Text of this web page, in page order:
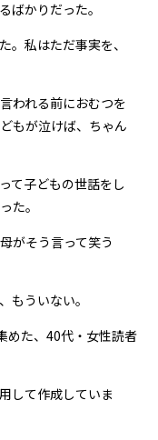
ばかりだった。
。私はただ事実を、
われる前におむつを
もが泣けば、ちゃん
て子どもの世話をし
た。
がそう言って笑う
もういない。
めた、40代・女性読者
して作成していま